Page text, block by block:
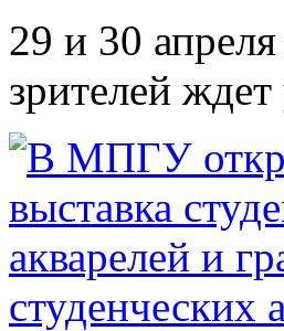
29 и 30
зрителей
студенческих